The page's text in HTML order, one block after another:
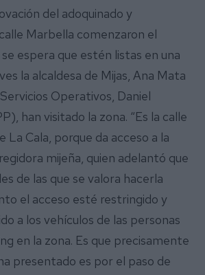
del adoquinado y
Marbella comenzaron el
espera que estén listas en una
la alcaldesa de Mijas, Ana Mata
Operativos, Daniel
han visitado la zona. “Es la calle
La Cala, porque da acceso a la
mijeña, quien adelantó que
de las que se valora hacerla
el acceso esté restringido y
a los vehículos de las personas
en la zona. Es que precisamente
presentado es por el paso de